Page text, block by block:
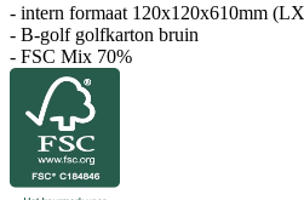
- intern formaat 120x120x610mm
- B-golf golfkarton bruin
- FSC Mix 70%